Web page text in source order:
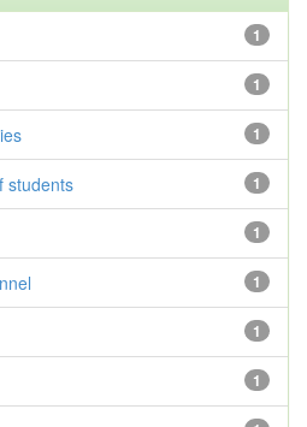
1
1
1
1
students
1
1
1
1